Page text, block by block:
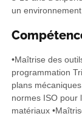
un
•Maîtrise des
programmation
plans
normes ISO pour
matériaux